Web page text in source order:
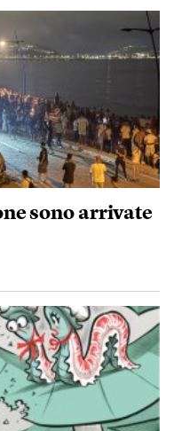
sono arrivate